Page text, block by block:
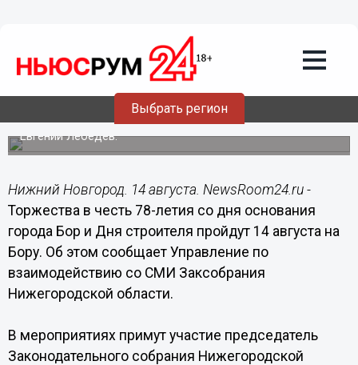
Выбрать регион
Торжества в честь Дня города и Дня
строителя пройдут 14 августа на Бору
В мероприятиях примет участие председатель
Законодательного собрания Нижегородской области
Евгений Лебедев.
Нижний Новгород. 14 августа. NewsRoom24.ru -
Торжества в честь 78-летия со дня основания
города Бор и Дня строителя пройдут 14 августа на
Бору. Об этом сообщает Управление по
взаимодействию со СМИ Заксобрания
Нижегородской области.
В мероприятиях примут участие председатель
Законодательного собрания Нижегородской